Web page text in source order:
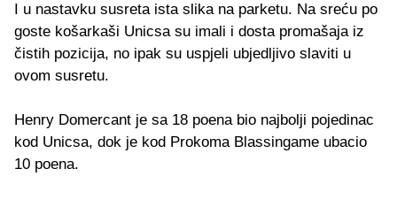
I u nastavku susreta ista slika na parketu. Na sreću po
goste košarkaši Unicsa su imali i dosta promašaja iz
čistih pozicija, no ipak su uspjeli ubjedljivo slaviti u
ovom susretu.
Henry Domercant je sa 18 poena bio najbolji pojedinac
kod Unicsa, dok je kod Prokoma Blassingame ubacio
10 poena.